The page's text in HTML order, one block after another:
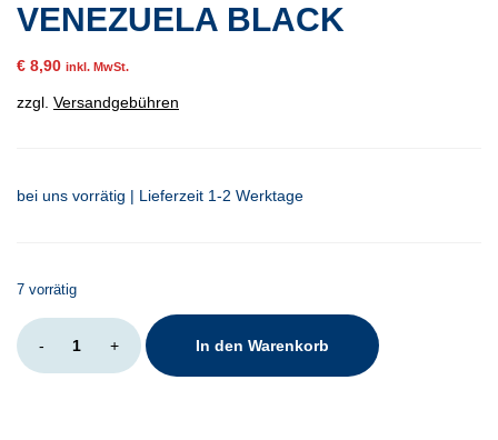
VENEZUELA BLACK
€ 8,90 inkl. MwSt.
zzgl. Versandgebühren
bei uns vorrätig | Lieferzeit 1-2 Werktage
7 vorrätig
-
Osteogaster
Venezuela
+ In den Warenkorb